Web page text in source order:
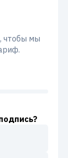
чтобы мы